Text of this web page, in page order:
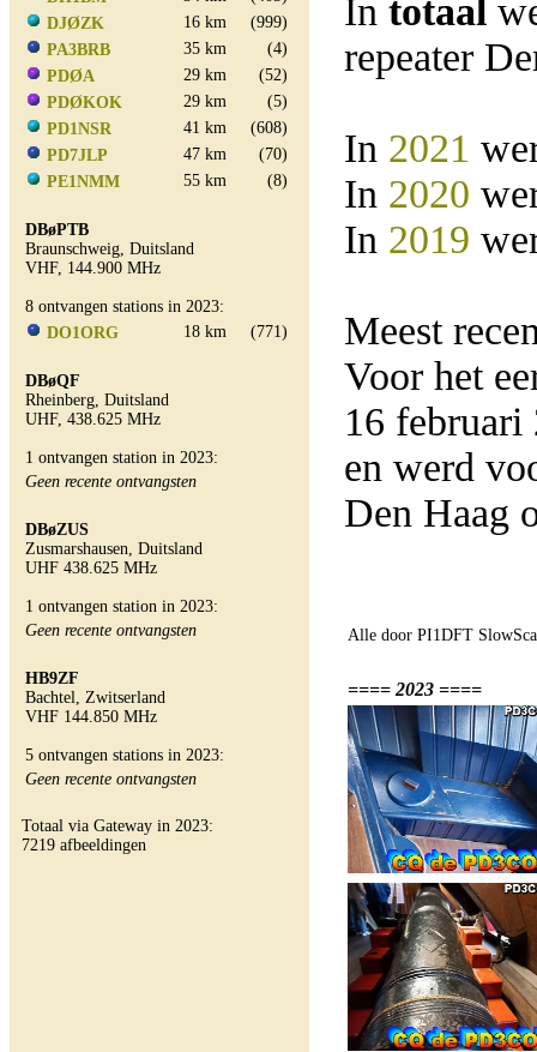
DJØZK
16 km
(999)
PA3BRB
35 km
(4)
PDØA
29 km
(52)
PDØKOK
29 km
(5)
PD1NSR
41 km
(608)
PD7JLP
47 km
(70)
PE1NMM
55 km (8)
DBøPTB
Braunschweig, Duitsland
VHF, 144.900 MHz
8 ontvangen stations in 2023:
DO1ORG
18 km (771)
DBøQF
Rheinberg, Duitsland
UHF, 438.625 MHz
1 ontvangen station in 2023:
Geen recente ontvangsten
DBøZUS
Zusmarshausen, Duitsland
UHF 438.625 MHz
1 ontvangen station in 2023:
Geen recente ontvangsten
HB9ZF
Bachtel, Zwitserland
VHF 144.850 MHz
5 ontvangen stations in 2023:
Geen recente ontvangsten
Totaal via Gateway in 2023:
7219 afbeeldingen
In totaal
repeater
In 2021
In 2020
In 2019
Meest
Voor het
16
en werd
Den Haag
Alle door PI1DFT
==== 2023 ====